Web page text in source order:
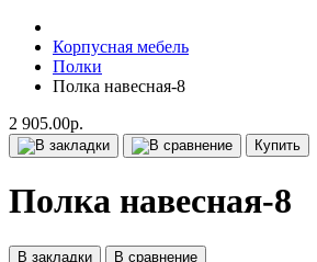
Корпусная мебель
Полки
Полка навесная-8
2 905.00р.
Купить
Полка навесная-8
В закладки В сравнение